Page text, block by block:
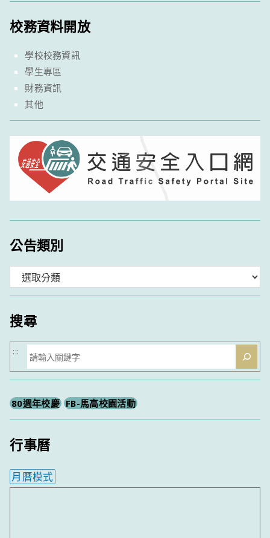
校務資料開放
學校校務資訊
學生專區
財務資訊
其他
公告類別
類
搜尋
搜
尋
:::
80週年校慶 FB-馬高校園活動
行事曆
月曆模式